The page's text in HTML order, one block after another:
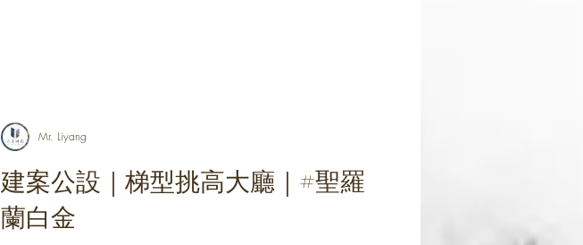
建案公設｜梯型挑高大廳｜#聖羅
蘭白金
Mr. Liyang